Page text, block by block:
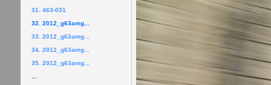
31. 463-031
32. 2012_g63amg...
33. 2012_g63amg...
34. 2012_g63amg...
35. 2012_g63amg...